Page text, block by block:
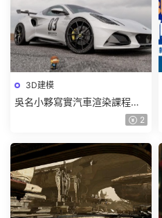
3D建模
吳名小夥寫實汽車渲染課程
2025年結課C4D+OC【畫質高
2